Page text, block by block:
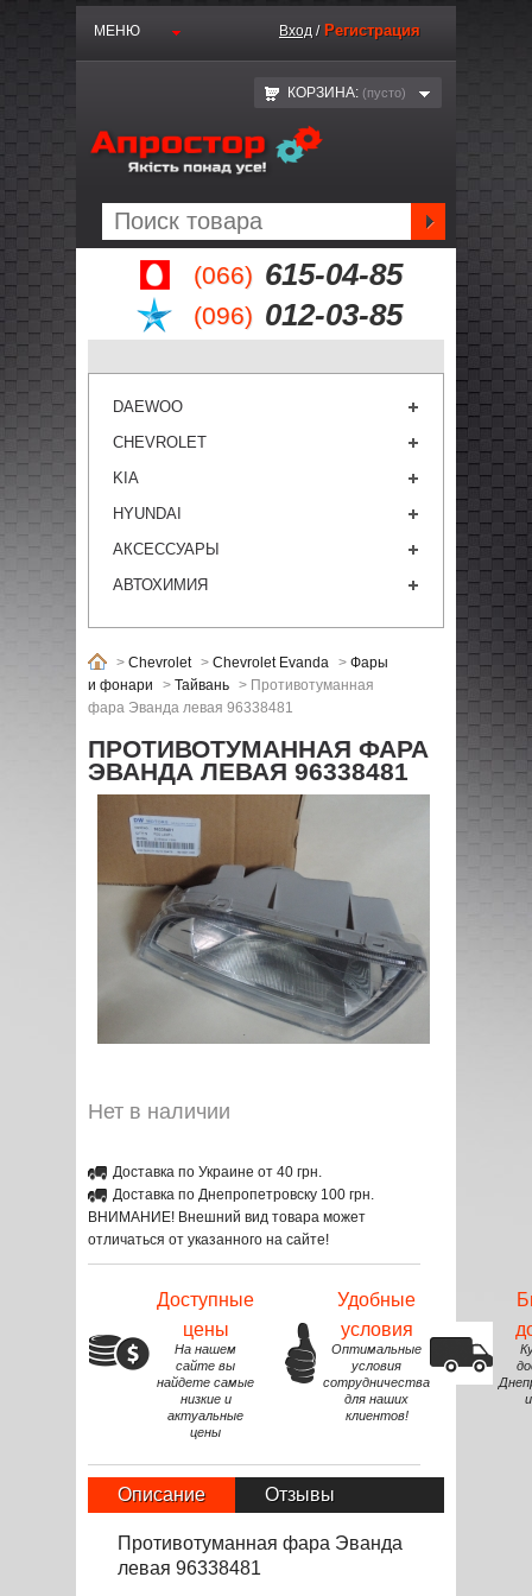
(066) 615-04-85
(096) 012-03-85
МЕНЮ Вход / Регистрация
КОРЗИНА: (пустo)
DAEWOO
CHEVROLET
KIA
HYUNDAI
АКСЕССУАРЫ
АВТОХИМИЯ
> Chevrolet > Chevrolet Evanda > Фары
и фонари
> Тайвань > Противотуманная
фара Эванда левая 96338481
ПРОТИВОТУМАННАЯ ФАРА
ЭВАНДА ЛЕВАЯ 96338481
Нет в наличии
Доставка по Украине от 40 грн.
Доставка по Днепропетровску 100 грн.
ВНИМАНИЕ! Внешний вид товара может
отличаться от указанного на сайте!
Доступные
цены
На нашем
сайте вы
найдете самые
низкие и
актуальные
цены
Удобные
условия
Оптимальные
условия
сотрудничества
для наших
клиентов!
Описание Отзывы
Противотуманная фара Эванда
левая 96338481